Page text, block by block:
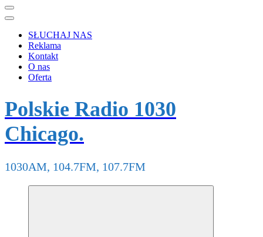
SŁUCHAJ NAS
Reklama
Kontakt
O nas
Oferta
Polskie Radio 1030
Chicago.
1030AM, 104.7FM, 107.7FM